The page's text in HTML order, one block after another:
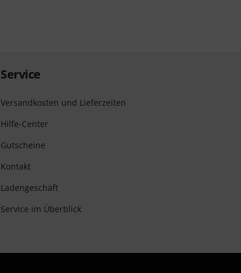
Service
Versandkosten und Lieferzeiten
Hilfe-Center
Gutscheine
Kontakt
Ladengeschäft
Service im Überblick